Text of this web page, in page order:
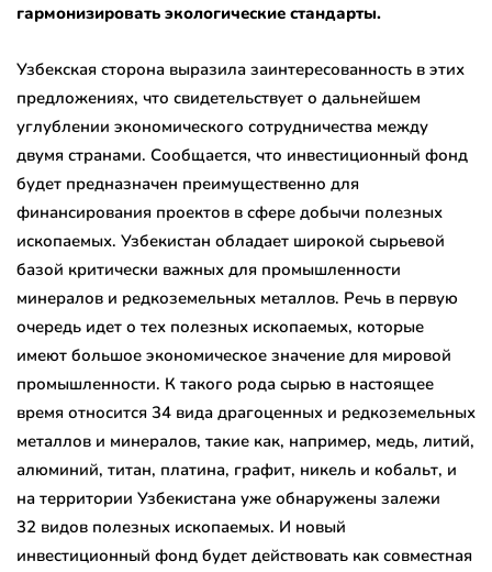
гармонизировать экологические стандарты.
Узбекская сторона выразила заинтересованность в этих
предложениях, что свидетельствует о дальнейшем
углублении экономического сотрудничества между
двумя странами. Сообщается, что инвестиционный фонд
будет предназначен преимущественно для
финансирования проектов в сфере добычи полезных
ископаемых. Узбекистан обладает широкой сырьевой
базой критически важных для промышленности
минералов и редкоземельных металлов. Речь в первую
очередь идет о тех полезных ископаемых, которые
имеют большое экономическое значение для мировой
промышленности. К такого рода сырью в настоящее
время относится 34 вида драгоценных и редкоземельных
металлов и минералов, такие как, например, медь, литий,
алюминий, титан, платина, графит, никель и кобальт, и
на территории Узбекистана уже обнаружены залежи
32 видов полезных ископаемых. И новый
инвестиционный фонд будет действовать как совместная